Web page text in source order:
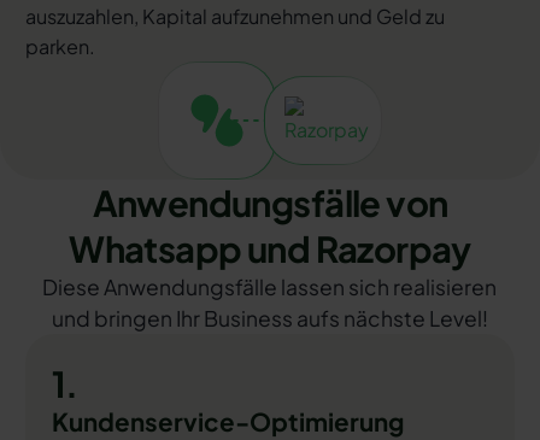
auszuzahlen, Kapital aufzunehmen und Geld zu
parken.
Anwendungsfälle von
Whatsapp und Razorpay
Diese Anwendungsfälle lassen sich realisieren
und bringen Ihr Business aufs nächste Level!
1.
Kundenservice-Optimierung